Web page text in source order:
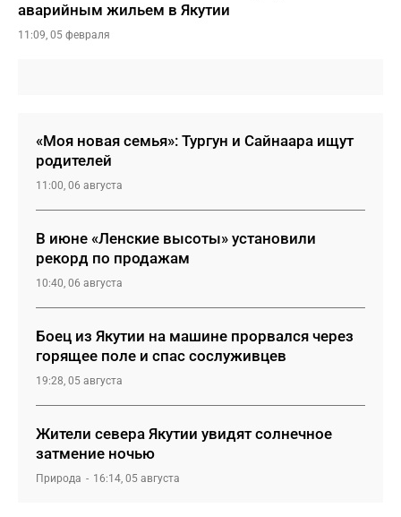
аварийным жильем в Якутии
11:09, 05 февраля
«Моя новая семья»: Тургун и Сайнаара ищут
родителей
11:00, 06 августа
В июне «Ленские высоты» установили
рекорд по продажам
10:40, 06 августа
Боец из Якутии на машине прорвался через
горящее поле и спас сослуживцев
19:28, 05 августа
Жители севера Якутии увидят солнечное
затмение ночью
Природа 16:14, 05 августа